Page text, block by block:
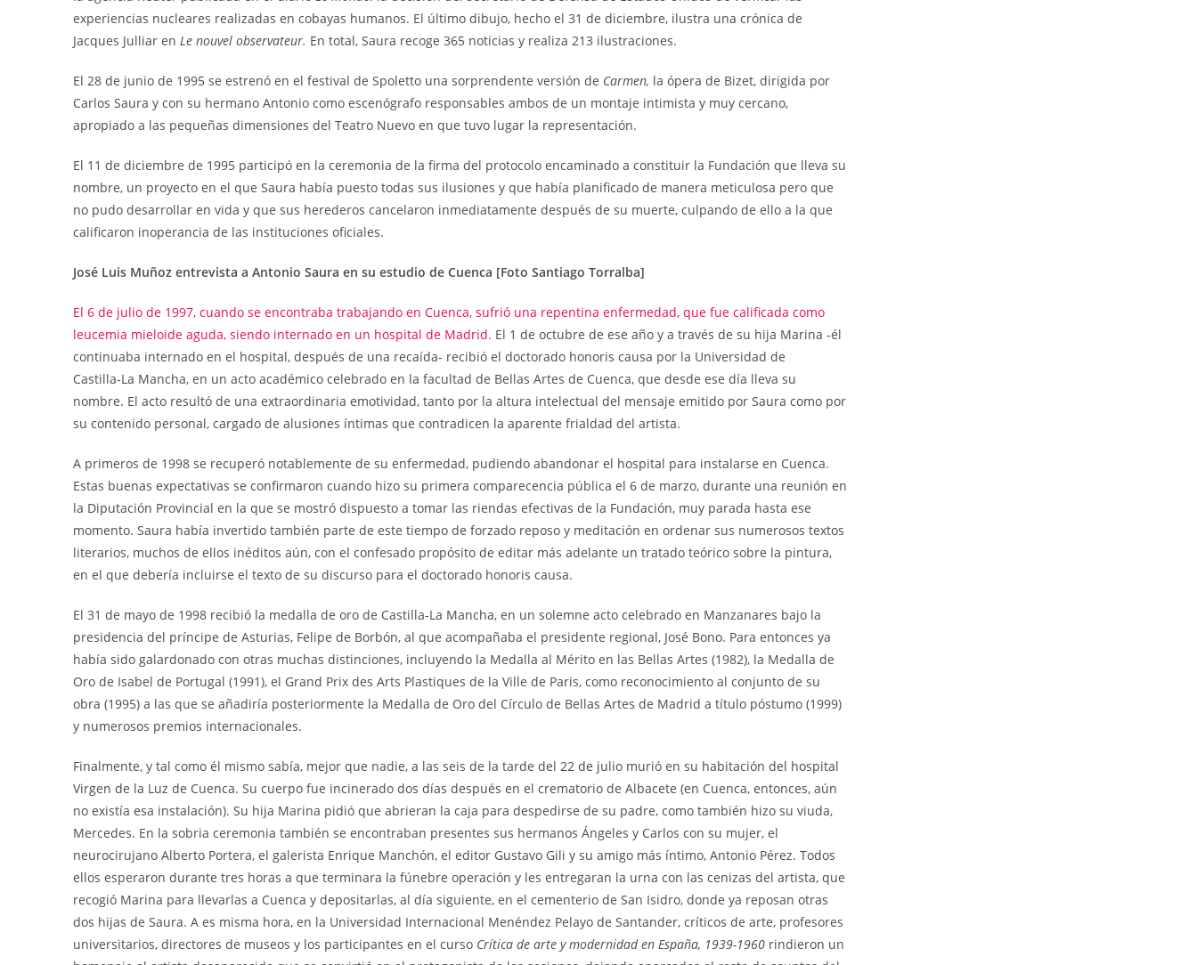
experiencias nucleares realizadas en cobayas humanos. El último dibujo, hecho el 31 de diciembre, ilustra una crónica de
Jacques Julliar en Le nouvel observateur. En total, Saura recoge 365 noticias y realiza 213 ilustraciones.
El 28 de junio de 1995 se estrenó en el festival de Spoletto una sorprendente versión de Carmen, la ópera de Bizet, dirigida por
Carlos Saura y con su hermano Antonio como escenógrafo responsables ambos de un montaje intimista y muy cercano,
apropiado a las pequeñas dimensiones del Teatro Nuevo en que tuvo lugar la representación.
El 11 de diciembre de 1995 participó en la ceremonia de la firma del protocolo encaminado a constituir la Fundación que lleva su
nombre, un proyecto en el que Saura había puesto todas sus ilusiones y que había planificado de manera meticulosa pero que
no pudo desarrollar en vida y que sus herederos cancelaron inmediatamente después de su muerte, culpando de ello a la que
calificaron inoperancia de las instituciones oficiales.
José Luis Muñoz entrevista a Antonio Saura en su estudio de Cuenca [Foto Santiago Torralba]
El 6 de julio de 1997, cuando se encontraba trabajando en Cuenca, sufrió una repentina enfermedad, que fue calificada como
leucemia mieloide aguda, siendo internado en un hospital de Madrid. El 1 de octubre de ese año y a través de su hija Marina ‑él
continuaba internado en el hospital, después de una recaída‑ recibió el doctorado honoris causa por la Universidad de
Castilla‑La Mancha, en un acto académico celebrado en la facultad de Bellas Artes de Cuenca, que desde ese día lleva su
nombre. El acto resultó de una extraordinaria emotividad, tanto por la altura intelectual del mensaje emitido por Saura como por
su contenido personal, cargado de alusiones íntimas que contradicen la aparente frialdad del artista.
A primeros de 1998 se recuperó notablemente de su enfermedad, pudiendo abandonar el hospital para instalarse en Cuenca.
Estas buenas expectativas se confirmaron cuando hizo su primera comparecencia pública el 6 de marzo, durante una reunión en
la Diputación Provincial en la que se mostró dispuesto a tomar las riendas efectivas de la Fundación, muy parada hasta ese
momento. Saura había invertido también parte de este tiempo de forzado reposo y meditación en ordenar sus numerosos textos
literarios, muchos de ellos inéditos aún, con el confesado propósito de editar más adelante un tratado teórico sobre la pintura,
en el que debería incluirse el texto de su discurso para el doctorado honoris causa.
El 31 de mayo de 1998 recibió la medalla de oro de Castilla‑La Mancha, en un solemne acto celebrado en Manzanares bajo la
presidencia del príncipe de Asturias, Felipe de Borbón, al que acompañaba el presidente regional, José Bono. Para entonces ya
había sido galardonado con otras muchas distinciones, incluyendo la Medalla al Mérito en las Bellas Artes (1982), la Medalla de
Oro de Isabel de Portugal (1991), el Grand Prix des Arts Plastiques de la Ville de Paris, como reconocimiento al conjunto de su
obra (1995) a las que se añadiría posteriormente la Medalla de Oro del Círculo de Bellas Artes de Madrid a título póstumo (1999)
y numerosos premios internacionales.
Finalmente, y tal como él mismo sabía, mejor que nadie, a las seis de la tarde del 22 de julio murió en su habitación del hospital
Virgen de la Luz de Cuenca. Su cuerpo fue incinerado dos días después en el crematorio de Albacete (en Cuenca, entonces, aún
no existía esa instalación). Su hija Marina pidió que abrieran la caja para despedirse de su padre, como también hizo su viuda,
Mercedes. En la sobria ceremonia también se encontraban presentes sus hermanos Ángeles y Carlos con su mujer, el
neurocirujano Alberto Portera, el galerista Enrique Manchón, el editor Gustavo Gili y su amigo más íntimo, Antonio Pérez. Todos
ellos esperaron durante tres horas a que terminara la fúnebre operación y les entregaran la urna con las cenizas del artista, que
recogió Marina para llevarlas a Cuenca y depositarlas, al día siguiente, en el cementerio de San Isidro, donde ya reposan otras
dos hijas de Saura. A es misma hora, en la Universidad Internacional Menéndez Pelayo de Santander, críticos de arte, profesores
universitarios, directores de museos y los participantes en el curso Crítica de arte y modernidad en España, 1939-1960 rindieron un